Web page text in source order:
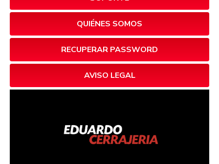
QUIÉNES SOMOS
RECUPERAR PASSWORD
AVISO LEGAL